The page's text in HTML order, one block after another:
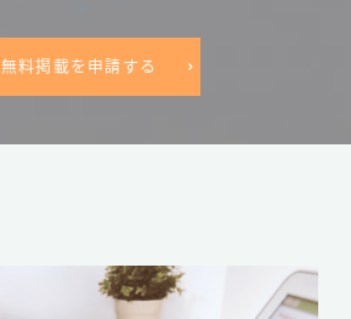
無料掲載を申請する